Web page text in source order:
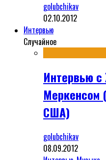
golubchikav
02.10.2012
Интервью
Случайное
Интервью
Меркенсом
США)
golubchikav
08.09.2012